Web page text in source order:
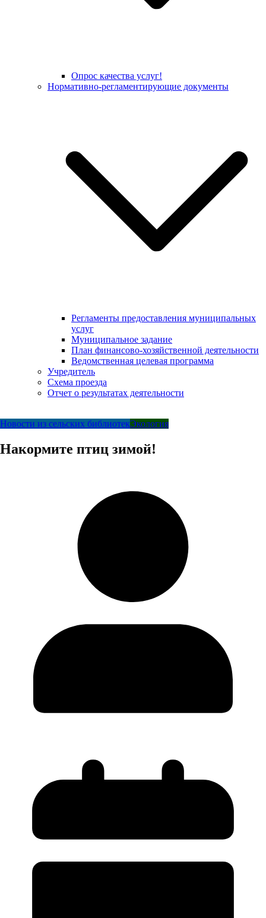
Опрос качества услуг!
Нормативно-регламентирующие документы
Регламенты предоставления муниципальных
услуг
Муниципальное задание
План финансово-хозяйственной деятельности
Ведомственная целевая программа
Учредитель
Схема проезда
Отчет о результатах деятельности
Новости из сельских библиотекЭкология
Накормите птиц зимой!